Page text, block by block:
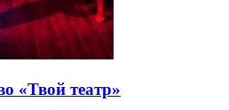
«Твой театр»